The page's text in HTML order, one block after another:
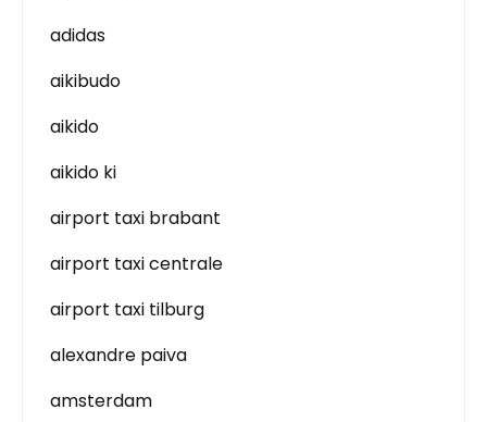
adidas
aikibudo
aikido
aikido ki
airport taxi brabant
airport taxi centrale
airport taxi tilburg
alexandre paiva
amsterdam